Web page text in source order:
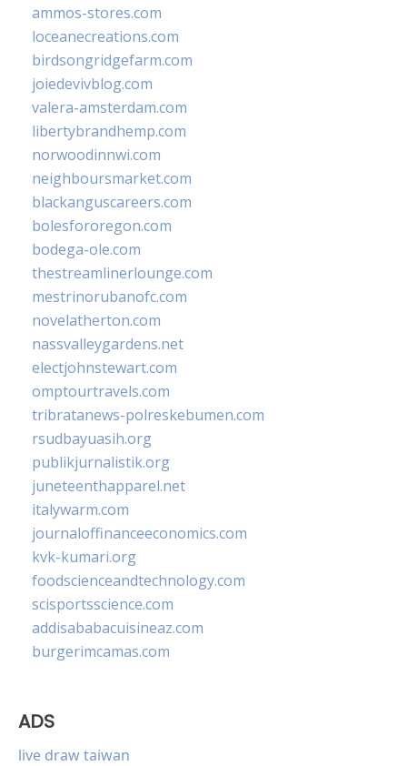
ammos-stores.com
loceanecreations.com
birdsongridgefarm.com
joiedevivblog.com
valera-amsterdam.com
libertybrandhemp.com
norwoodinnwi.com
neighboursmarket.com
blackanguscareers.com
bolesfororegon.com
bodega-ole.com
thestreamlinerlounge.com
mestrinorubanofc.com
novelatherton.com
nassvalleygardens.net
electjohnstewart.com
omptourtravels.com
tribratanews-polreskebumen.com
rsudbayuasih.org
publikjurnalistik.org
juneteenthapparel.net
italywarm.com
journaloffinanceeconomics.com
kvk-kumari.org
foodscienceandtechnology.com
scisportsscience.com
addisababacuisineaz.com
burgerimcamas.com
ADS
live draw taiwan